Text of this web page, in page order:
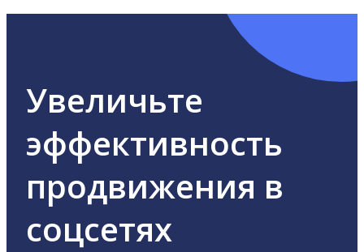
Увеличьте
эффективность
продвижения в
соцсетях